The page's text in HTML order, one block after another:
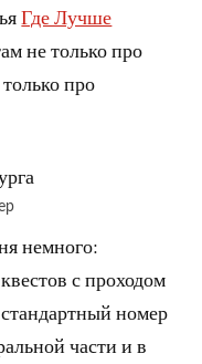
Где Лучше
не только про
про
немного:
с проходом
номер
части и в